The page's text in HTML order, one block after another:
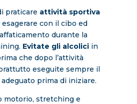
praticare attività sportiva
con il cibo ed
durante la
Evitate gli alcoliciin
che dopo l’attività
eseguite sempre il
prima di iniziare.
motorio, stretching e